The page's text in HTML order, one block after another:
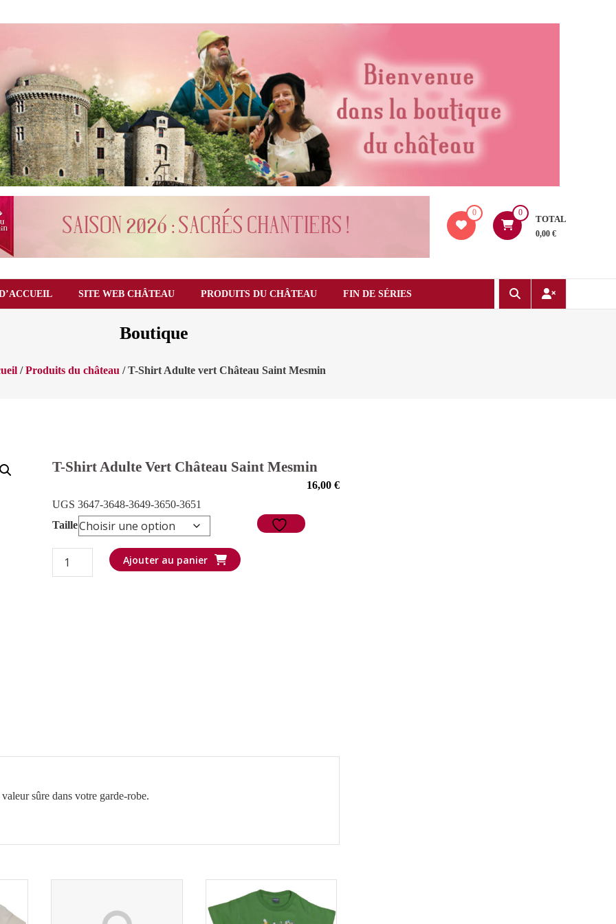
0 0
TOTAL
0,00 €
SITE WEB CHÂTEAU PRODUITS DU CHÂTEAU FIN DE SÉRIES
Boutique
/Produits du château / T-Shirt Adulte vert Château Saint Mesmin
T-Shirt Adulte Vert Château Saint Mesmin
16,00 €
UGS 3647-3648-3649-3650-3651
Taille
quantité
de
Ajouter au panier
sûre dans votre garde-robe.